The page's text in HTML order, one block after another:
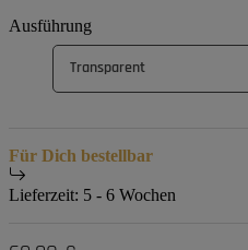
Ausführung
Transparent
Für Dich bestellbar
Lieferzeit: 5 - 6 Wochen